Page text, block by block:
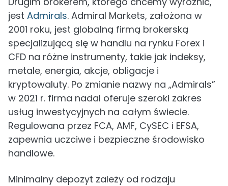
jest Admirals. Admiral Markets, założona w
2001 roku, jest globalną firmą brokerską
specjalizującą się w handlu na rynku Forex i
CFD na różne instrumenty, takie jak indeksy,
metale, energia, akcje, obligacje i
kryptowaluty. Po zmianie nazwy na „Admirals”
w 2021 r. firma nadal oferuje szeroki zakres
usług inwestycyjnych na całym świecie.
Regulowana przez FCA, AMF, CySEC i EFSA,
zapewnia uczciwe i bezpieczne środowisko
handlowe.
Minimalny depozyt zależy od rodzaju